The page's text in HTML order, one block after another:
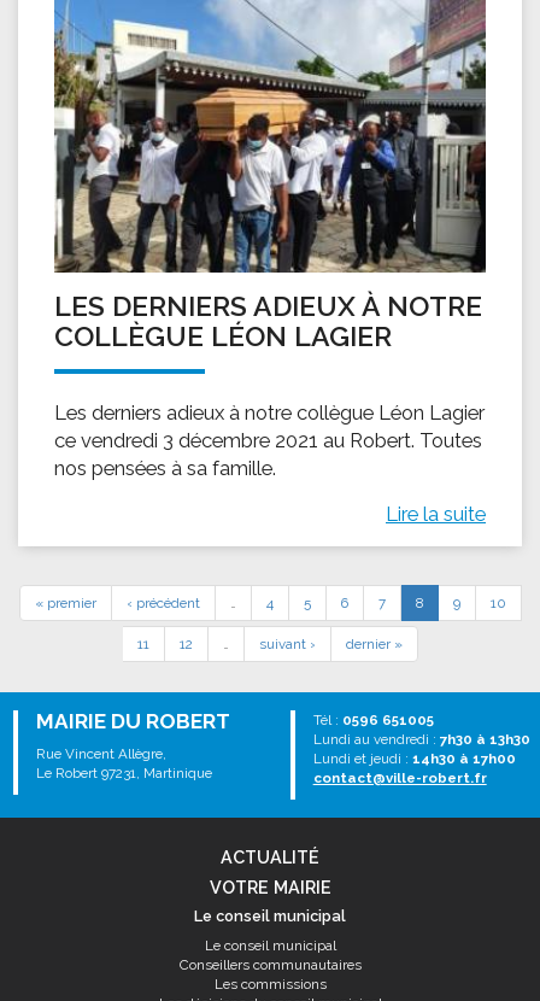
LES DERNIERS ADIEUX À NOTRE
COLLÈGUE LÉON LAGIER
Les derniers adieux à notre collègue Léon Lagier
ce vendredi 3 décembre 2021 au Robert. Toutes
nos pensées à sa famille.
Lire la suite
« premier ‹ précédent … 4 5 6 7 8 9 10
11 12 … suivant › dernier »
MAIRIE DU ROBERT
Rue Vincent Allègre,
Le Robert 97231, Martinique
Tél : 0596 651005
Lundi au vendredi : 7h30 à 13h30
Lundi et jeudi : 14h30 à 17h00
contact@ville-robert.fr
ACTUALITÉ
VOTRE MAIRIE
Le conseil municipal
Le conseil municipal
Conseillers communautaires
Les commissions